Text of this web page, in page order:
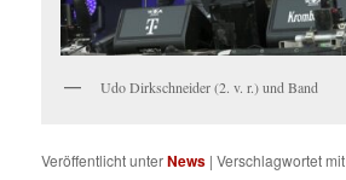
Udo Dirkschneider (2. v. r.) und Band
Veröffentlicht unterNews |Verschlagwortet mit